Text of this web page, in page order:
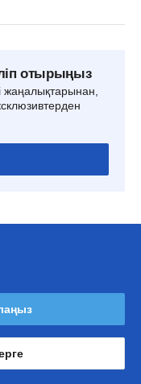
отырыңыз
жаңалықтарынан,